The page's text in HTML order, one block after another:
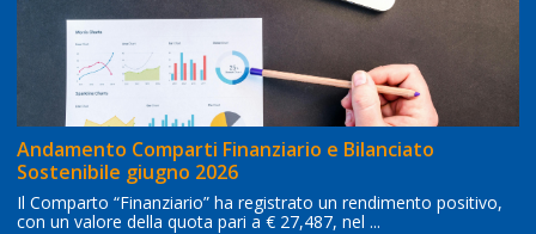
Andamento Comparti Finanziario e Bilanciato
Sostenibile giugno 2026
Il Comparto “Finanziario” ha registrato un rendimento positivo,
con un valore della quota pari a € 27,487, nel ...